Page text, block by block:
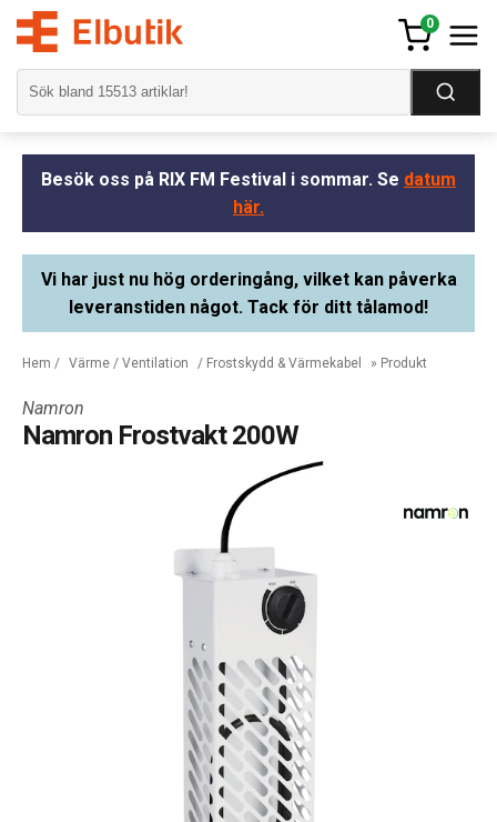
0
Besök oss på RIX FM Festival i sommar. Se datum
här.
Vi har just nu hög orderingång, vilket kan påverka
leveranstiden något. Tack för ditt tålamod!
Hem / Värme / Ventilation / Frostskydd & Värmekabel » Produkt
Namron
Namron Frostvakt 200W